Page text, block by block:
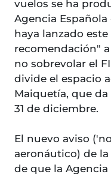
vuelos se ha
Agencia Española
haya lanzado
recomendación"
no sobrevolar el
divide el espacio
Maiquetía, que da
31 de diciembre.
El nuevo aviso
aeronáutico) de la
de que la